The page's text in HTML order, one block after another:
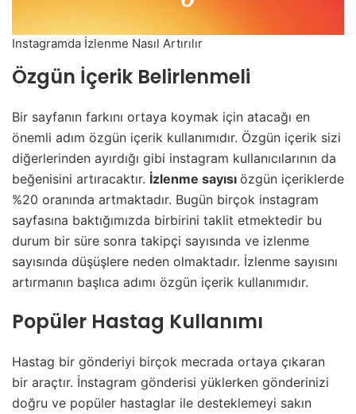
Instagramda İzlenme Nasıl Artırılır
Özgün İçerik Belirlenmeli
Bir sayfanın farkını ortaya koymak için atacağı en
önemli adım özgün içerik kullanımıdır. Özgün içerik sizi
diğerlerinden ayırdığı gibi instagram kullanıcılarının da
beğenisini artıracaktır. İzlenme sayısı özgün içeriklerde
%20 oranında artmaktadır. Bugün birçok instagram
sayfasına baktığımızda birbirini taklit etmektedir bu
durum bir süre sonra takipçi sayısında ve izlenme
sayısında düşüşlere neden olmaktadır. İzlenme sayısını
artırmanın başlıca adımı özgün içerik kullanımıdır.
Popüler Hastag Kullanımı
Hastag bir gönderiyi birçok mecrada ortaya çıkaran
bir araçtır. İnstagram gönderisi yüklerken gönderinizi
doğru ve popüler hastaglar ile desteklemeyi sakın